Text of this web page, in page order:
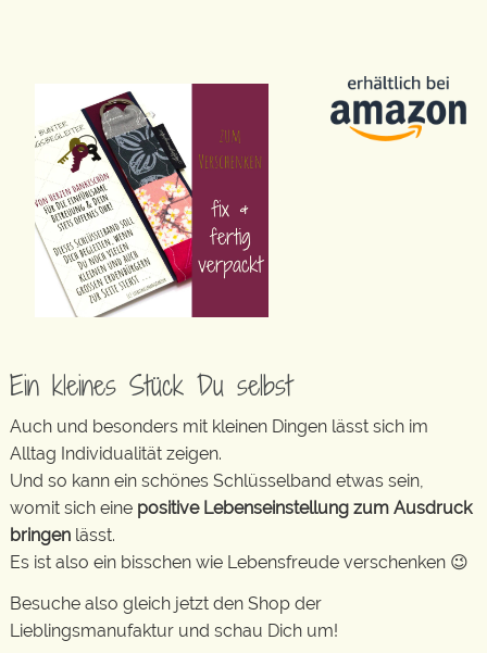
Ein kleines Stück Du selbst
Auch und besonders mit kleinen Dingen lässt sich im
Alltag Individualität zeigen.
Und so kann ein schönes Schlüsselband etwas sein,
womit sich eine positive Lebenseinstellung zum Ausdruck
bringen lässt.
Es ist also ein bisschen wie Lebensfreude verschenken 😉
Besuche also gleich jetzt den Shop der
Lieblingsmanufaktur und schau Dich um!